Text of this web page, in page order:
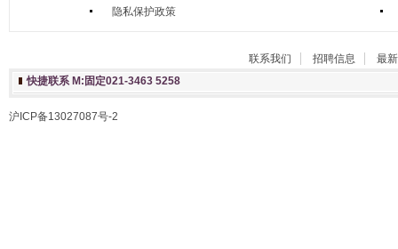
隐私保护政策
联系我们 招聘信息
最
快捷联系 M:固定021-3463 5258
沪ICP备13027087号-2